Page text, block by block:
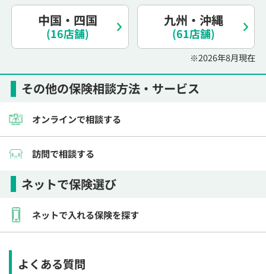
（オンライン保険相談専用）
0120-987-110
平日 / 土日祝日 10:00〜17:00（通話無料）
翌営業日のご連絡となります
その他の保険相談方法・サービス
オンラインで相談する
訪問で相談する
ネットで保険選び
ネットで入れる保険を探す
中国・四国
(16店舗)
九州・沖縄
(61店舗)
※2026年8月現在
よくある質問